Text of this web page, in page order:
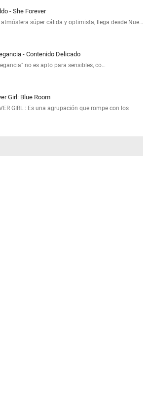
- She Forever
súper cálida y optimista, llega desde Nue…
- Contenido Delicado
no es apto para sensibles, co…
Girl: Blue Room
GIRL : Es una agrupación que rompe con los